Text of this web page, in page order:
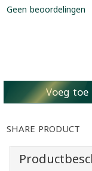
Geen beoordelingen
Voeg toe
SHARE PRODUCT